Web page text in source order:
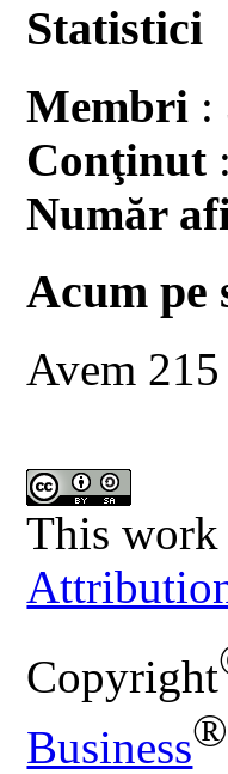
Statistici
Membri :
Conţinut
Număr
Acum pe
Avem
This work
Copyright
Business®